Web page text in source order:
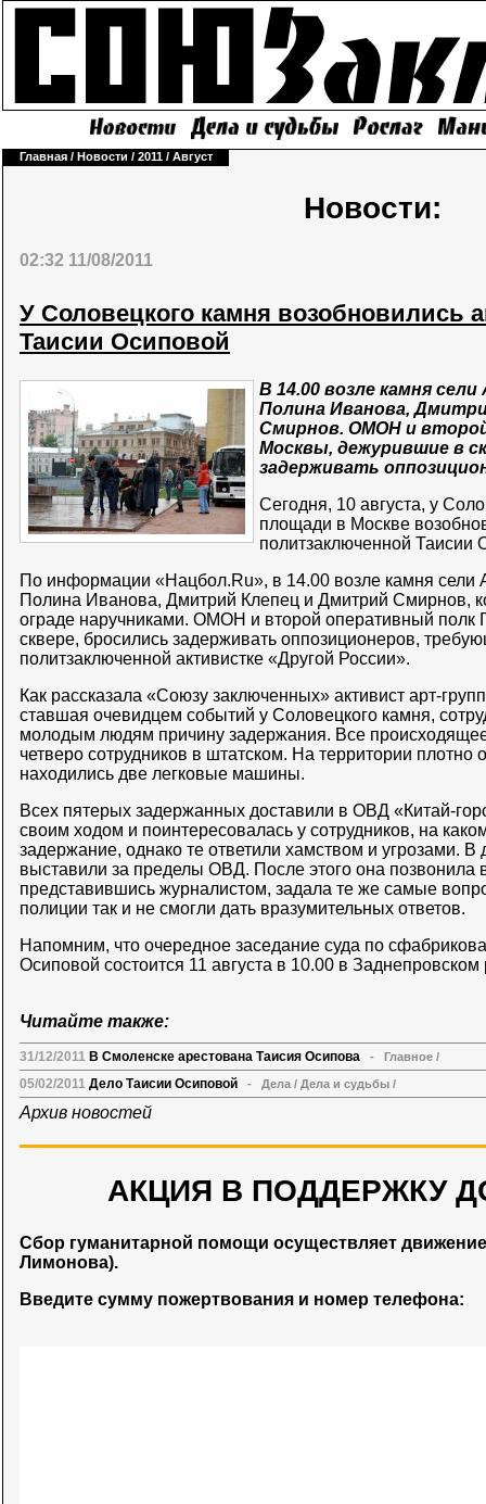
Главная / Новости / 2011 / Август
Новости:
02:32 11/08/2011
У Соловецкого камня возобновились
Таисии Осиповой
В 14.00 возле камня
Полина Иванова,
Смирнов. ОМОН и
Москвы, дежурившие в
задерживать
Сегодня, 10 августа, у
площади в Москве
политзаключенной Таисии
По информации «Нацбол.Ru», в 14.00 возле камня сели
Полина Иванова, Дмитрий Клепец и Дмитрий Смирнов,
ограде наручниками. ОМОН и второй оперативный
сквере, бросились задерживать оппозиционеров,
политзаключенной активистке «Другой России».
Как рассказала «Союзу заключенных» активист арт-
ставшая очевидцем событий у Соловецкого камня,
молодым людям причину задержания. Все
четверо сотрудников в штатском. На территории плотно
находились две легковые машины.
Всех пятерых задержанных доставили в ОВД «Китай-
своим ходом и поинтересовалась у сотрудников, на
задержание, однако те ответили хамством и угрозами.
выставили за пределы ОВД. После этого она позвонила
представившись журналистом, задала те же самые
полиции так и не смогли дать вразумительных ответов.
Напомним, что очередное заседание суда по
Осиповой состоится 11 августа в 10.00 в
Читайте также:
31/12/2011 В Смоленске арестована Таисия Осипова - Главное /
05/02/2011 Дело Таисии Осиповой - Дела / Дела и судьбы /
Архив новостей
АКЦИЯ В ПОДДЕРЖКУ
Сбор гуманитарной помощи осуществляет
Лимонова).
Введите сумму пожертвования и номер телефона: